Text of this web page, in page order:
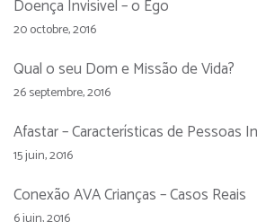
Doença Invisível – o Ego
20 octobre, 2016
Qual o seu Dom e Missão de Vida?
26 septembre, 2016
Afastar – Características de Pessoas
15 juin, 2016
Conexão AVA Crianças – Casos Reais